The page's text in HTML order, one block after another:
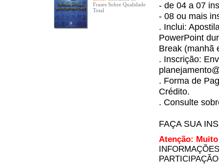
Frases Sobre Qualidade
Total
- de 04 a 07
- 08 ou mais
. Inclui:
PowerPoint
Break (manhã
. Inscrição:
. Forma de
Crédito.
. Consulte
FAÇA SUA
Atenção: